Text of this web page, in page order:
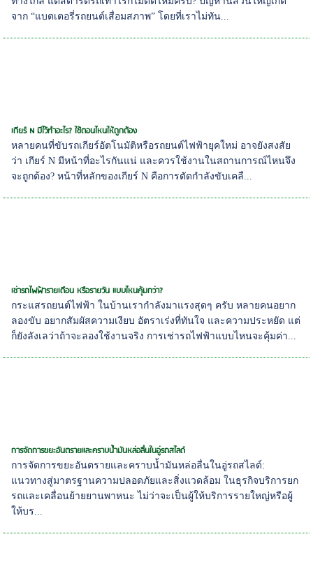
จาก “แบตเตอรี่รถยนต์เสื่อมสภาพ” โดยที่เราไม่ทัน...
เกียร์ N มีไว้ทำอะไร? ใช้ตอนไหนให้ถูกต้อง
หลายคนที่ขับรถเกียร์อัตโนมัติหรือรถยนต์ไฟฟ้ายุคใหม่ อาจยังสงสัย
ว่า เกียร์ N มีหน้าที่อะไรกันแน่ และควรใช้งานในสถานการณ์ไหนจึง
จะถูกต้อง? หน้าที่หลักของเกียร์ N คือการตัดกำลังขับเคลื...
เช่ารถไฟฟ้ารายเดือน หรือรายวัน แบบไหนคุ้มกว่า?
กระแสรถยนต์ไฟฟ้า ในบ้านเรากำลังมาแรงสุดๆ ครับ หลายคนอยาก
ลองขับ อยากสัมผัสความเงียบ อัตราเร่งที่ทันใจ และความประหยัด แต่
ก็ยังลังเลว่าถ้าจะลองใช้งานจริง การเช่ารถไฟฟ้าแบบไหนจะคุ้มค่า...
การจัดการขยะอันตรายและคราบน้ำมันหล่อลื่นในอู่รถสไลด์
การจัดการขยะอันตรายและคราบน้ำมันหล่อลื่นในอู่รถสไลด์:
แนวทางสู่มาตรฐานความปลอดภัยและสิ่งแวดล้อม ในธุรกิจบริการยก
รถและเคลื่อนย้ายยานพาหนะ ไม่ว่าจะเป็นผู้ให้บริการรายใหญ่หรือผู้
ให้บร...